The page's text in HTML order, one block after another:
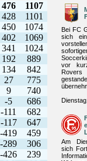
476
1107
428
1101
450
1074
402
1069
341
1024
192
889
134
842
27
775
9
740
-5
686
-111
682
-117
647
-419
459
-289
306
-426
239
Bei FC
sich
vor
Am
sich